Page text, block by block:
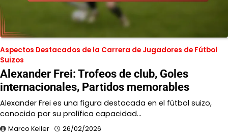
Aspectos Destacados de la Carrera de Jugadores de Fútbol
Suizos
Alexander Frei: Trofeos de club, Goles
internacionales, Partidos memorables
Alexander Frei es una figura destacada en el fútbol suizo,
conocido por su prolífica capacidad…
Marco Keller 26/02/2026